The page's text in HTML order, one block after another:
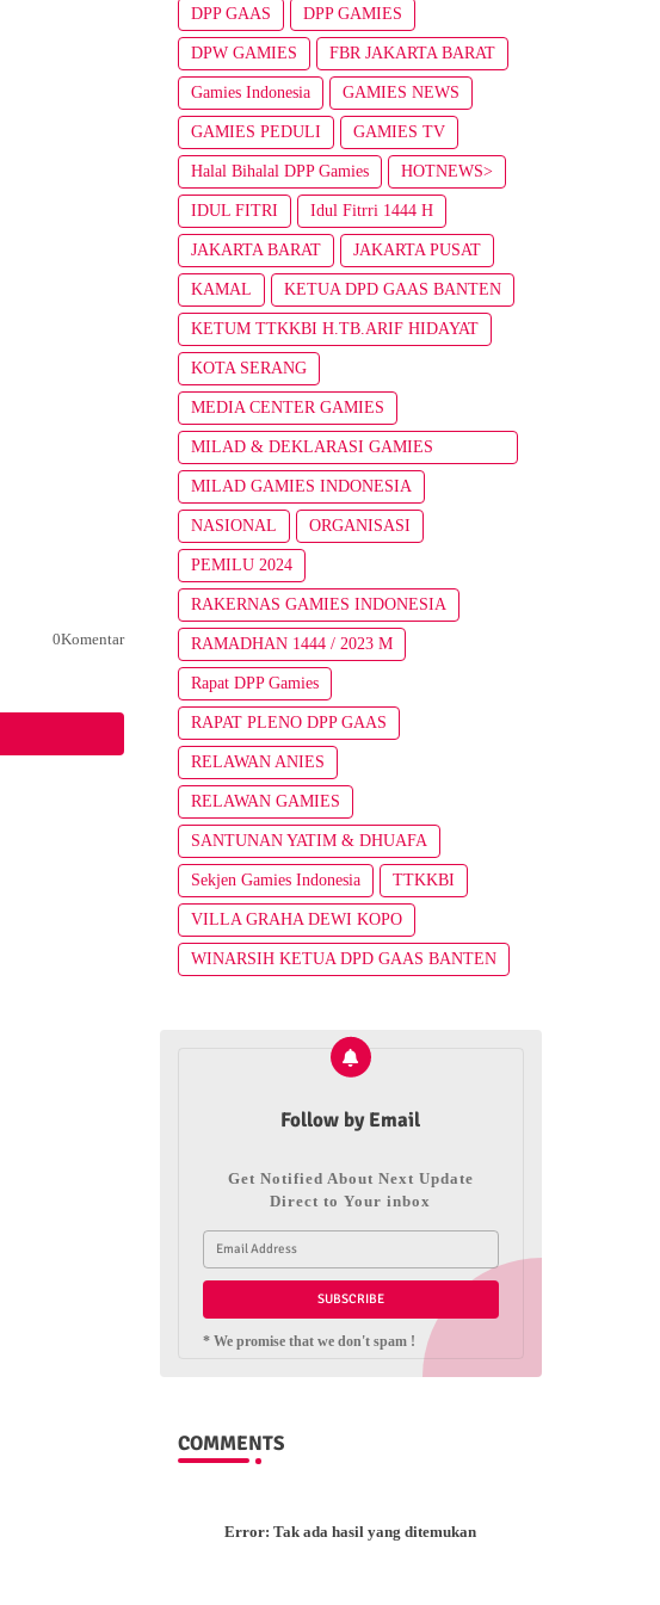
0Komentar
DPP GAAS DPP GAMIES
DPW GAMIES FBR JAKARTA BARAT
Gamies Indonesia GAMIES NEWS
GAMIES PEDULI GAMIES TV
Halal Bihalal DPP Gamies HOTNEWS>
IDUL FITRI Idul Fitrri 1444 H
JAKARTA BARAT JAKARTA PUSAT
KAMAL KETUA DPD GAAS BANTEN
KETUM TTKKBI H.TB.ARIF HIDAYAT
KOTA SERANG
MEDIA CENTER GAMIES
MILAD & DEKLARASI GAMIES
INDONESIA
MILAD GAMIES INDONESIA
NASIONAL ORGANISASI
PEMILU 2024
RAKERNAS GAMIES INDONESIA
RAMADHAN 1444 / 2023 M
Rapat DPP Gamies
RAPAT PLENO DPP GAAS
RELAWAN ANIES
RELAWAN GAMIES
SANTUNAN YATIM & DHUAFA
Sekjen Gamies Indonesia TTKKBI
VILLA GRAHA DEWI KOPO
WINARSIH KETUA DPD GAAS BANTEN
Follow by Email
Get Notified About Next Update
Direct to Your inbox
* We promise that we don't spam !
COMMENTS
Error: Tak ada hasil yang ditemukan